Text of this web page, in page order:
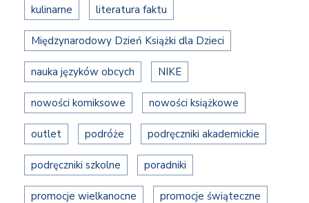
kulinarne literatura faktu
Międzynarodowy Dzień Książki dla Dzieci
nauka języków obcych NIKE
nowości komiksowe nowości książkowe
outlet podróże podręczniki akademickie
podręczniki szkolne poradniki
promocje wielkanocne promocje świąteczne